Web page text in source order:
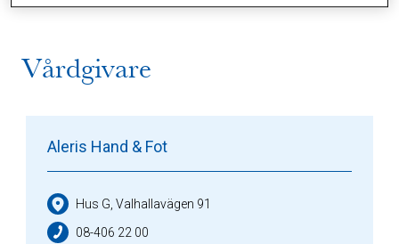
Vårdgivare
Aleris Hand & Fot
Hus G, Valhallavägen 91
08-406 22 00